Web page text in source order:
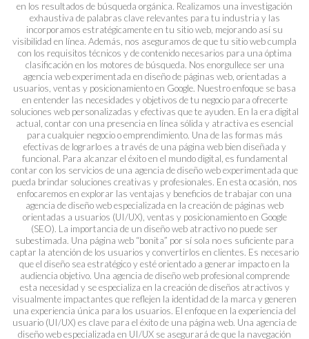
en los resultados de búsqueda orgánica. Realizamos una investigación
exhaustiva de palabras clave relevantes para tu industria y las
incorporamos estratégicamente en tu sitio web, mejorando así su
visibilidad en línea. Además, nos aseguramos de que tu sitio web cumpla
con los requisitos técnicos y de contenido necesarios para una óptima
clasificación en los motores de búsqueda. Nos enorgullece ser una
agencia web experimentada en diseño de páginas web, orientadas a
usuarios, ventas y posicionamiento en Google. Nuestro enfoque se basa
en entender las necesidades y objetivos de tu negocio para ofrecerte
soluciones web personalizadas y efectivas que te ayuden. En la era digital
actual, contar con una presencia en línea sólida y atractiva es esencial
para cualquier negocio o emprendimiento. Una de las formas más
efectivas de lograrlo es a través de una página web bien diseñada y
funcional. Para alcanzar el éxito en el mundo digital, es fundamental
contar con los servicios de una agencia de diseño web experimentada que
pueda brindar soluciones creativas y profesionales. En esta ocasión, nos
enfocaremos en explorar las ventajas y beneficios de trabajar con una
agencia de diseño web especializada en la creación de páginas web
orientadas a usuarios (UI/UX), ventas y posicionamiento en Google
(SEO). La importancia de un diseño web atractivo no puede ser
subestimada. Una página web “bonita” por sí sola no es suficiente para
captar la atención de los usuarios y convertirlos en clientes. Es necesario
que el diseño sea estratégico y esté orientado a generar impacto en la
audiencia objetivo. Una agencia de diseño web profesional comprende
esta necesidad y se especializa en la creación de diseños atractivos y
visualmente impactantes que reflejen la identidad de la marca y generen
una experiencia única para los usuarios. El enfoque en la experiencia del
usuario (UI/UX) es clave para el éxito de una página web. Una agencia de
diseño web especializada en UI/UX se asegurará de que la navegación